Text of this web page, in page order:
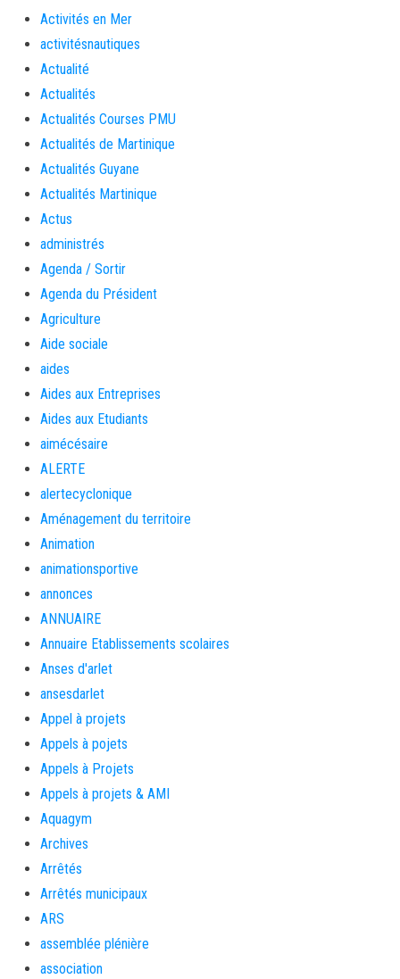
Activités en Mer
activitésnautiques
Actualité
Actualités
Actualités Courses PMU
Actualités de Martinique
Actualités Guyane
Actualités Martinique
Actus
administrés
Agenda / Sortir
Agenda du Président
Agriculture
Aide sociale
aides
Aides aux Entreprises
Aides aux Etudiants
aimécésaire
ALERTE
alertecyclonique
Aménagement du territoire
Animation
animationsportive
annonces
ANNUAIRE
Annuaire Etablissements scolaires
Anses d'arlet
ansesdarlet
Appel à projets
Appels à pojets
Appels à Projets
Appels à projets & AMI
Aquagym
Archives
Arrêtés
Arrêtés municipaux
ARS
assemblée plénière
association